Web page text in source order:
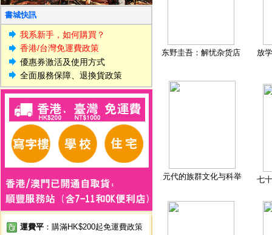
書城快訊
我系新手，如何購買？
香港/台灣免運費政策
優惠券激活及使用方式
全面服務保障、退換貨政策
運費平 ：購滿HK$200起免運費政策
东野圭吾：解忧杂货店 放
元代的族群文化与科举 七